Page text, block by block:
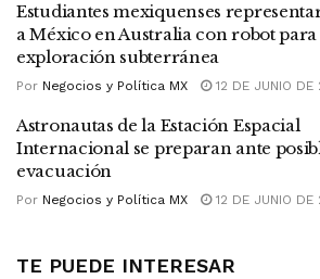
Estudiantes mexiquenses
a México en Australia con robot para
exploración subterránea
Por Negocios y Política MX 12 DE JUNIO DE
Astronautas de la Estación Espacial
Internacional se preparan ante
evacuación
Por Negocios y Política MX 12 DE JUNIO DE
TE PUEDE INTERESAR